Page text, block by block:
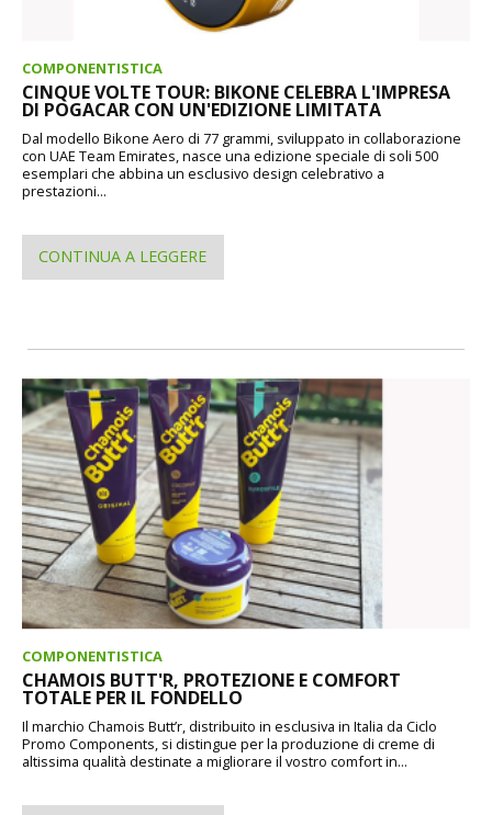
COMPONENTISTICA
CINQUE VOLTE TOUR: BIKONE CELEBRA L'IMPRESA
DI POGACAR CON UN'EDIZIONE LIMITATA
Dal modello Bikone Aero di 77 grammi, sviluppato in collaborazione
con UAE Team Emirates, nasce una edizione speciale di soli 500
esemplari che abbina un esclusivo design celebrativo a
prestazioni...
CONTINUA A LEGGERE
COMPONENTISTICA
CHAMOIS BUTT'R, PROTEZIONE E COMFORT
TOTALE PER IL FONDELLO
Il marchio Chamois Butt’r, distribuito in esclusiva in Italia da Ciclo
Promo Components, si distingue per la produzione di creme di
altissima qualità destinate a migliorare il vostro comfort in...